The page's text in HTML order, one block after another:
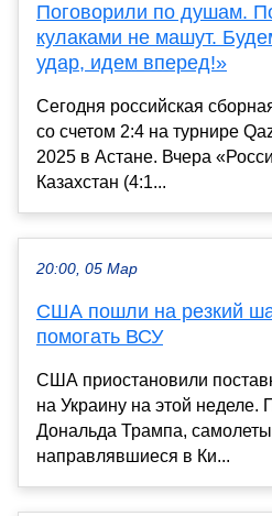
Поговорили по душам.
кулаками не машут.
удар, идем вперед!»
Сегодня российская
со счетом 2:4 на турнире
2025 в Астане. Вчера
Казахстан (4:1...
20:00, 05 Мар
США пошли на резкий
помогать ВСУ
США приостановили
на Украину на этой неделе.
Дональда Трампа,
направлявшиеся в Ки...